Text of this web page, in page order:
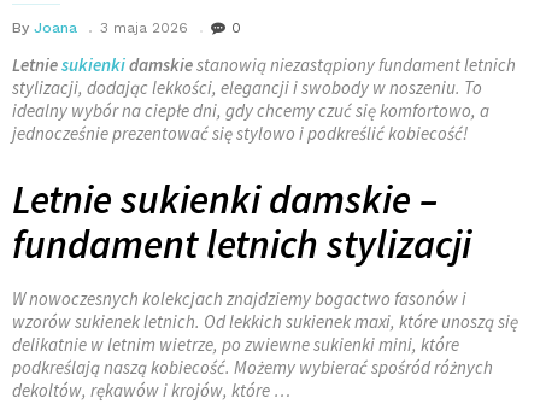
By Joana 3 maja 2026 0
Letniesukienkidamskiestanowią niezastąpiony fundament letnich
stylizacji, dodając lekkości, elegancji i swobody w noszeniu. To
idealny wybór na ciepłe dni, gdy chcemy czuć się komfortowo, a
jednocześnie prezentować się stylowo i podkreślić kobiecość!
Letnie sukienki damskie –
fundament letnich stylizacji
W nowoczesnych kolekcjach znajdziemy bogactwo fasonów i
wzorów sukienek letnich. Od lekkich sukienek maxi, które unoszą się
delikatnie w letnim wietrze, po zwiewne sukienki mini, które
podkreślają naszą kobiecość. Możemy wybierać spośród różnych
dekoltów, rękawów i krojów, które …